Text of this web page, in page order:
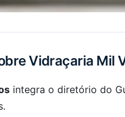
Vidraçaria Mil
integra o diretório do